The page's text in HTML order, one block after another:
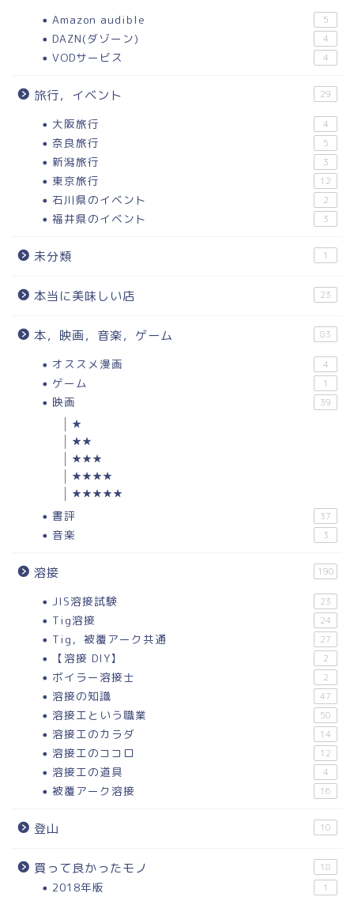
Amazon audible 5
DAZN(ダゾーン) 4
VODサービス 4
旅行，イベント 29
大阪旅行 4
奈良旅行 5
新潟旅行 3
東京旅行 12
石川県のイベント 2
福井県のイベント 3
未分類 1
本当に美味しい店 23
本，映画，音楽，ゲーム 83
オススメ漫画 4
ゲーム 1
映画 39
★
★★
★★★
★★★★
★★★★★
書評 37
音楽 3
溶接 190
JIS溶接試験 23
Tig溶接 24
Tig，被覆アーク共通 27
【溶接 DIY】 2
ボイラー溶接士 2
溶接の知識 47
溶接工という職業 50
溶接工のカラダ 14
溶接工のココロ 12
溶接工の道具 4
被覆アーク溶接 16
登山 10
買って良かったモノ 18
2018年版 1